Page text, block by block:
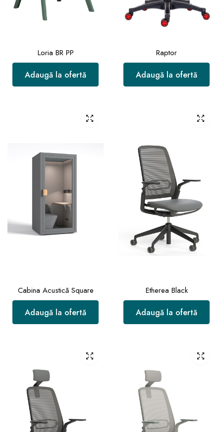
Loria BR PP
Adaugă la ofertă
Raptor
Adaugă la ofertă
Cabina Acustică Square
Adaugă la ofertă
Etherea Black
Adaugă la ofertă